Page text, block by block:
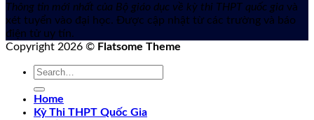
Thông tin mới nhất của Bộ giáo dục về kỳ thi THPT quốc gia và
xét tuyển vào đại học. Được cập nhật từ các trường và báo
điện tử uy tín.
Copyright 2026 © Flatsome Theme
Home
Kỳ Thi THPT Quốc Gia